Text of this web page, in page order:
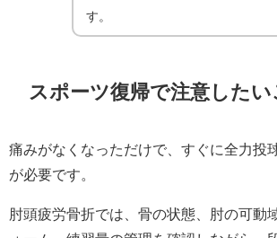
す。
スポーツ復帰で注意したい
痛みがなくなっただけで、すぐに全力投
が必要です。
肘頭疲労骨折では、骨の状態、肘の可動